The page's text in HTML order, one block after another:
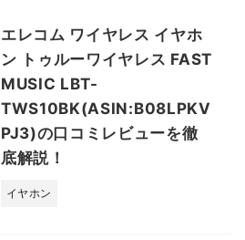
エレコム ワイヤレス イヤホ
ン トゥルーワイヤレス FAST
MUSIC LBT-
TWS10BK(ASIN:B08LPKV
PJ3)の口コミレビューを徹
底解説！
イヤホン